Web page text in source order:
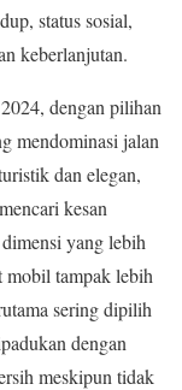
status sosial,
keberlanjutan.
dengan pilihan
mendominasi jalan
dan elegan,
kesan
yang lebih
mobil tampak lebih
sering dipilih
dengan
meskipun tidak